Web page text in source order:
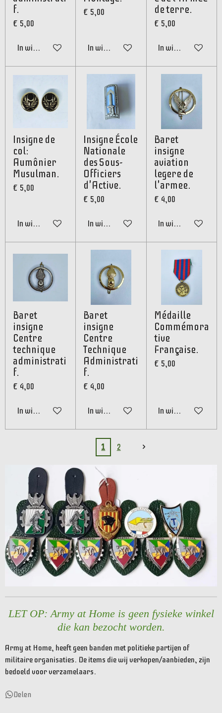
f.
€ 5,00
In winkelwagen
€ 5,00
In winkelwagen
de terre.
€ 5,00
In winkelwagen
Insigne de
col:
Aumônier
Musulman.
€ 5,00
In winkelwagen
Insigne École
Nationale
des Sous-
Officiers
d'Active.
€ 5,00
In winkelwagen
Baret
insigne
aviation
legere de
l'armee.
€ 4,00
In winkelwagen
Baret
insigne
Centre
technique
administrati
f.
€ 4,00
In winkelwagen
Baret
insigne
Centre
Technique
Administrati
f.
€ 4,00
In winkelwagen
Médaille
Commémora
tive
Française.
€ 5,00
In winkelwagen
1 2
LET OP: Army at Home is geen fysieke winkel
die kan bezocht worden.
Army at Home, heeft geen banden met politieke partijen of
militaire organisaties. De items die wij verkopen/aanbieden, zijn
bedoeld voor verzamelaars.
Delen